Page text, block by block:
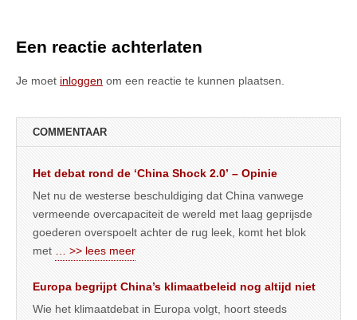
Een reactie achterlaten
Je moet inloggen om een reactie te kunnen plaatsen.
COMMENTAAR
Het debat rond de ‘China Shock 2.0’ – Opinie
Net nu de westerse beschuldiging dat China vanwege
vermeende overcapaciteit de wereld met laag geprijsde
goederen overspoelt achter de rug leek, komt het blok
met
… >> lees meer
Europa begrijpt China’s klimaatbeleid nog altijd niet
Wie het klimaatdebat in Europa volgt, hoort steeds